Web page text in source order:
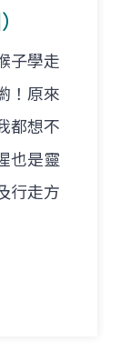
子學走
！原來
都想不
也是靈
行走方